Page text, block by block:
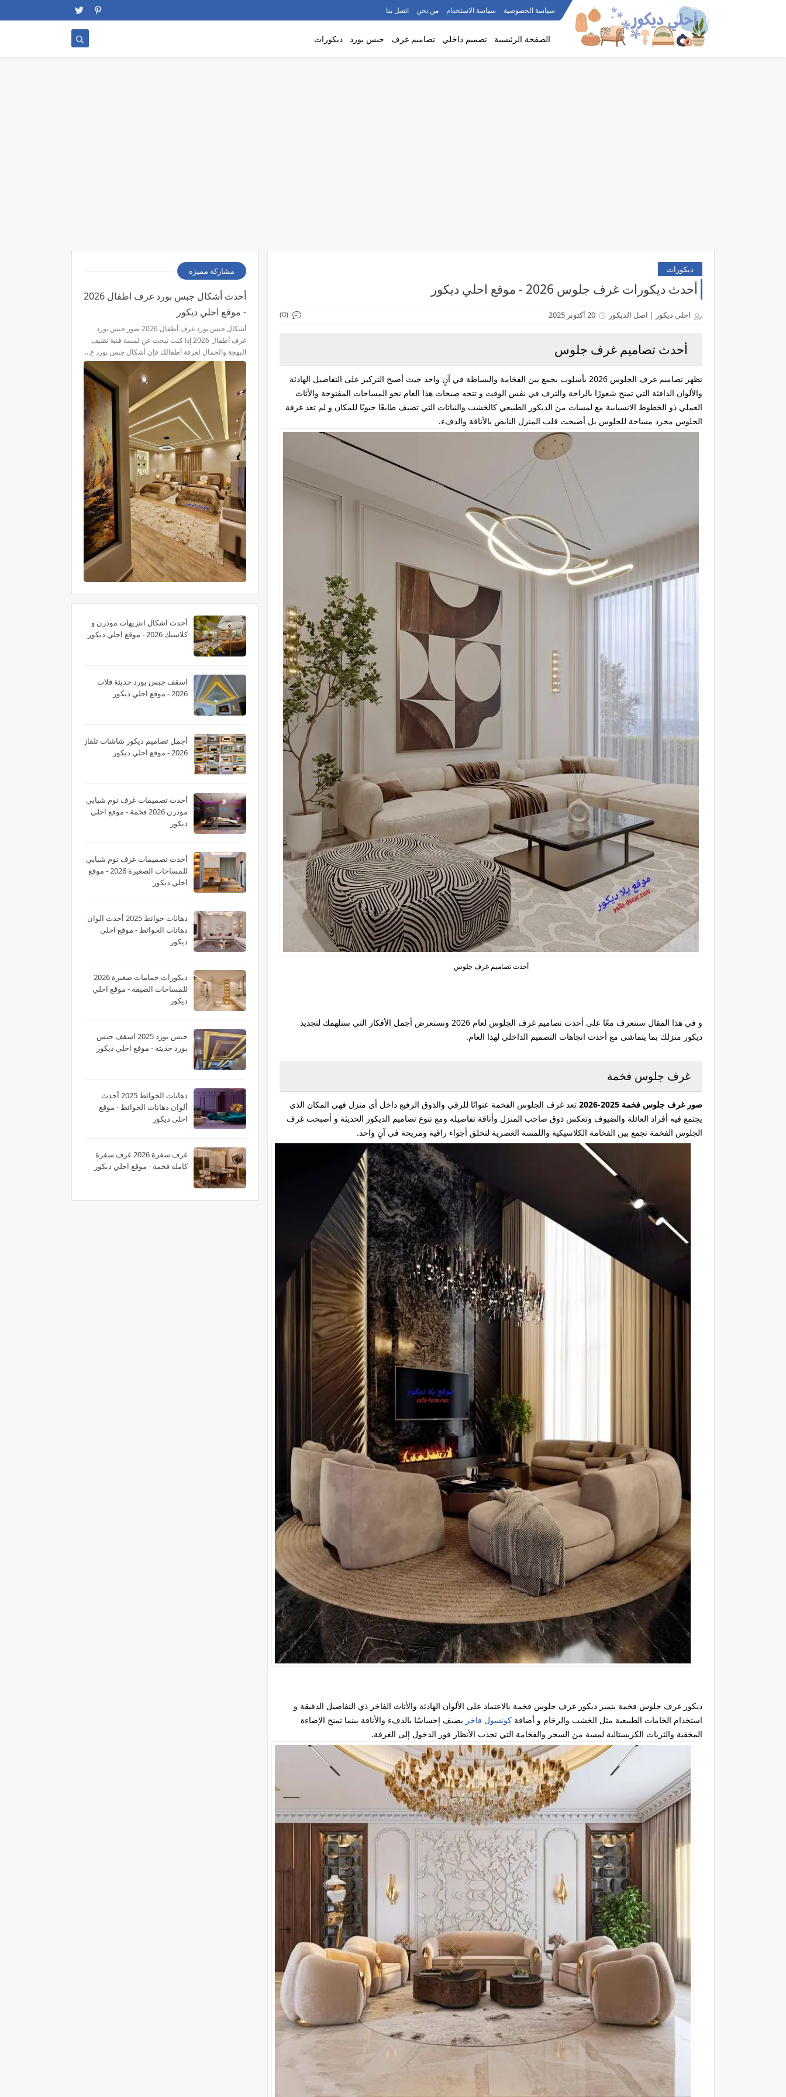
سياسة الخصوصية سياسة الاستخدام من نحن اتصل بنا
الصفحة الرئيسية تصميم داخلي تصاميم غرف جبس بورد ديكورات
ديكورات
أحدث ديكورات غرف جلوس 2026 - موقع احلي ديكور
احلي ديكور | اصل الديكور 20 أكتوبر 2025 (0)
أحدث تصاميم غرف جلوس
تظهر تصاميم غرف الجلوس 2026
بأسلوب يجمع بين الفخامة والبساطة في آنٍ واحد حيث أصبح التركيز على التفاصيل الهادئة
والألوان الدافئة التي تمنح شعورًا بالراحة والترف في نفس الوقت و تتجه صيحات هذا العام نحو المساحات المفتوحة والأثاث
العملي ذو الخطوط الانسيابية مع لمسات من الديكور الطبيعي كالخشب والنباتات التي تضيف طابعًا حيويًا للمكان و لم تعد غرفة
الجلوس مجرد مساحة للجلوس بل أصبحت قلب المنزل النابض بالأناقة والدفء.
أحدث تصاميم غرف جلوس
و في هذا المقال سنتعرف معًا على أحدث تصاميم غرف الجلوس لعام 2026
ونستعرض أجمل الأفكار التي ستلهمك لتجديد
ديكور منزلك بما يتماشى مع أحدث اتجاهات التصميم الداخلي لهذا العام.
غرف جلوس فخمة
صور غرف جلوس فخمة 2025-2026
تعد غرف الجلوس الفخمة عنوانًا للرقي والذوق الرفيع داخل أي منزل فهي المكان الذي
يجتمع فيه أفراد العائلة والضيوف وتعكس ذوق صاحب المنزل وأناقة تفاصيله ومع تنوع تصاميم الديكور الحديثة و أصبحت غرف
الجلوس الفخمة تجمع بين الفخامة الكلاسيكية واللمسة العصرية لتخلق أجواء راقية ومريحة في آنٍ واحد.
ديكور غرف جلوس فخمة يتميز ديكور غرف جلوس فخمة بالاعتماد على الألوان الهادئة والأثاث الفاخر ذي التفاصيل الدقيقة و
استخدام الخامات الطبيعية مثل الخشب والرخام و أضافة كونسول فاخر يضيف إحساسًا بالدفء والأناقة بينما تمنح الإضاءة
المخفية والثريات الكريستالية لمسة من السحر والفخامة التي تجذب الأنظار فور الدخول إلى الغرفة.
مشاركة مميزة
أحدث أشكال جبس بورد غرف اطفال 2026
- موقع احلي ديكور
أشكال جبس بورد غرف أطفال 2026 صور جبس بورد
غرف أطفال 2026 إذا كنت تبحث عن لمسة فنية تضيف
البهجة والجمال لغرفة أطفالك فإن أشكال جبس بورد غ…
أحدث اشكال انتريهات مودرن و
كلاسيك 2026 - موقع احلي ديكور
اسقف جبس بورد حديثة فلات
2026 - موقع احلي ديكور
أجمل تصاميم ديكور شاشات تلفاز
2026 - موقع احلي ديكور
أحدث تصميمات غرف نوم شبابي
مودرن 2026 فخمة - موقع احلي
ديكور
أحدث تصميمات غرف نوم شبابي
للمساحات الصغيرة 2026 - موقع
احلي ديكور
دهانات حوائط 2025 أحدث الوان
دهانات الحوائط - موقع احلي
ديكور
ديكورات حمامات صغيرة 2026
للمساحات الضيقة - موقع احلي
ديكور
جبس بورد 2025 اسقف جبس
بورد حديثة - موقع احلي ديكور
دهانات الحوائط 2025 أحدث
ألوان دهانات الحوائط - موقع
احلي ديكور
غرف سفرة 2026 غرف سفرة
كاملة فخمة - موقع احلي ديكور